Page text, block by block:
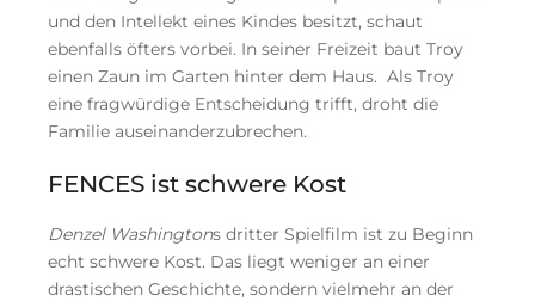
und den Intellekt eines Kindes besitzt, schaut
ebenfalls öfters vorbei. In seiner Freizeit baut Troy
einen Zaun im Garten hinter dem Haus. Als Troy
eine fragwürdige Entscheidung trifft, droht die
Familie auseinanderzubrechen.
FENCES ist schwere Kost
Denzel Washingtons dritter Spielfilm ist zu Beginn
echt schwere Kost. Das liegt weniger an einer
drastischen Geschichte, sondern vielmehr an der